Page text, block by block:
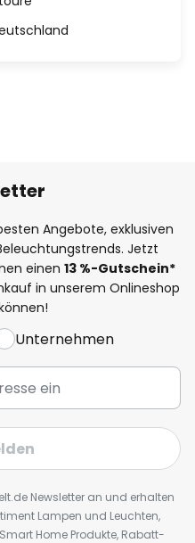
Angebote, exklusiven
Jetzt
einen 13 %-Gutschein*
in unserem Onlineshop
Unternehmen
Newsletter an und erhalten
Lampen und Leuchten,
Home Produkte, Rabatt-